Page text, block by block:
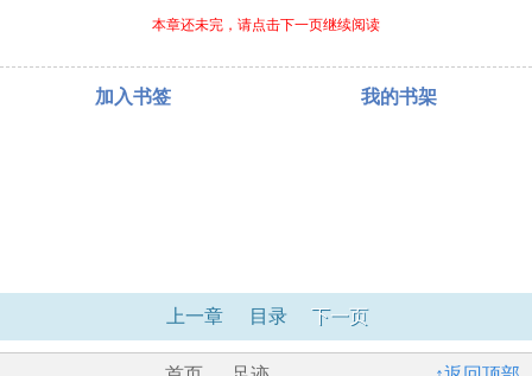
本章还未完，请点击下一页继续阅读
加入书签 我的书架
上一章 目录 下一页